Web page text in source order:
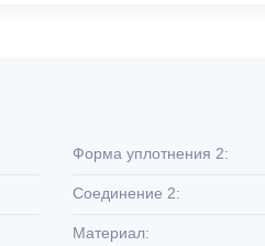
Форма уплотнения 2:
Соединение 2:
Материал: